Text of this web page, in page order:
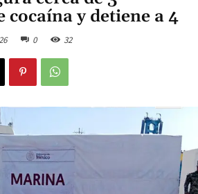
cocaína y detiene a 4
0 32